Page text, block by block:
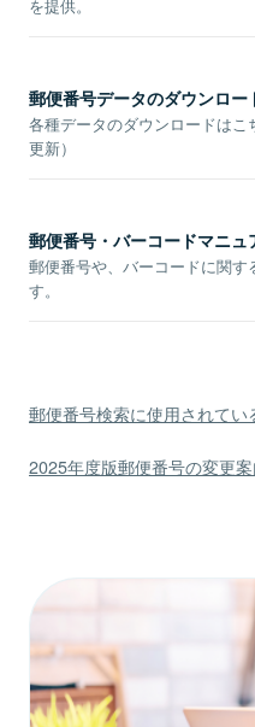
を提供。
郵便番号データのダウンロー
各種データのダウンロードはこ
更新）
郵便番号・バーコードマニュ
郵便番号や、バーコードに関す
す。
郵便番号検索に使用されてい
2025年度版郵便番号の変更